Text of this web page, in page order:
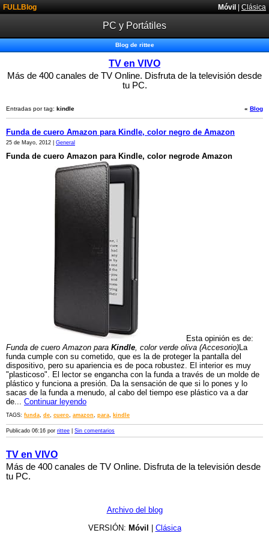
Móvil | Clásica
FULLBlog
PC y Portátiles
Blog de rittee
TV en VIVO
Más de 400 canales de TV Online. Disfruta de la televisión desde
tu PC.
« Blog
Entradas por tag: kindle
Funda de cuero Amazon para Kindle, color negro de Amazon
25 de Mayo, 2012 | General
Funda de cuero Amazon para Kindle, color negrode Amazon
Esta opinión es de:
Funda de cuero Amazon para Kindle, color verde oliva (Accesorio)La
funda cumple con su cometido, que es la de proteger la pantalla del
dispositivo, pero su apariencia es de poca robustez. El interior es muy
"plasticoso". El lector se engancha con la funda a través de un molde de
plástico y funciona a presión. Da la sensación de que si lo pones y lo
sacas de la funda a menudo, al cabo del tiempo ese plástico va a dar
de... Continuar leyendo
TAGS: funda, de, cuero, amazon, para, kindle
Publicado 06:16 por rittee Sin comentarios
TV en VIVO
Más de 400 canales de TV Online. Disfruta de la televisión desde
tu PC.
Archivo del blog
VERSIÓN: Móvil Clásica